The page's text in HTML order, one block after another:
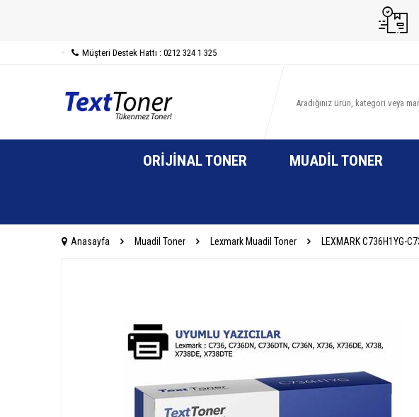
Müşteri Destek Hattı : 0212 324 1 325
ORIJINAL TONER MUADIL TONER
Anasayfa Muadil Toner Lexmark Muadil Toner LEXMARK C736H1YG-